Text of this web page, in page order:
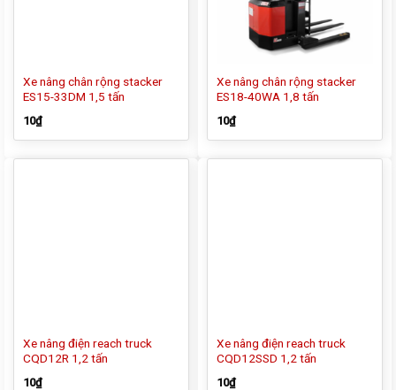
Xe nâng chân rộng stacker
ES15-33DM 1,5 tấn
10₫
Xe nâng chân rộng stacker
ES18-40WA 1,8 tấn
10₫
Xe nâng điện reach truck
CQD12R 1,2 tấn
10₫
Xe nâng điện reach truck
CQD12SSD 1,2 tấn
10₫